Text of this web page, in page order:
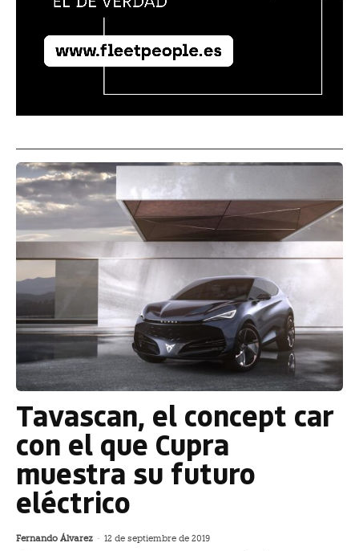
Tavascan, el concept car
con el que Cupra
muestra su futuro
eléctrico
Fernando Álvarez - 12 de septiembre de 2019